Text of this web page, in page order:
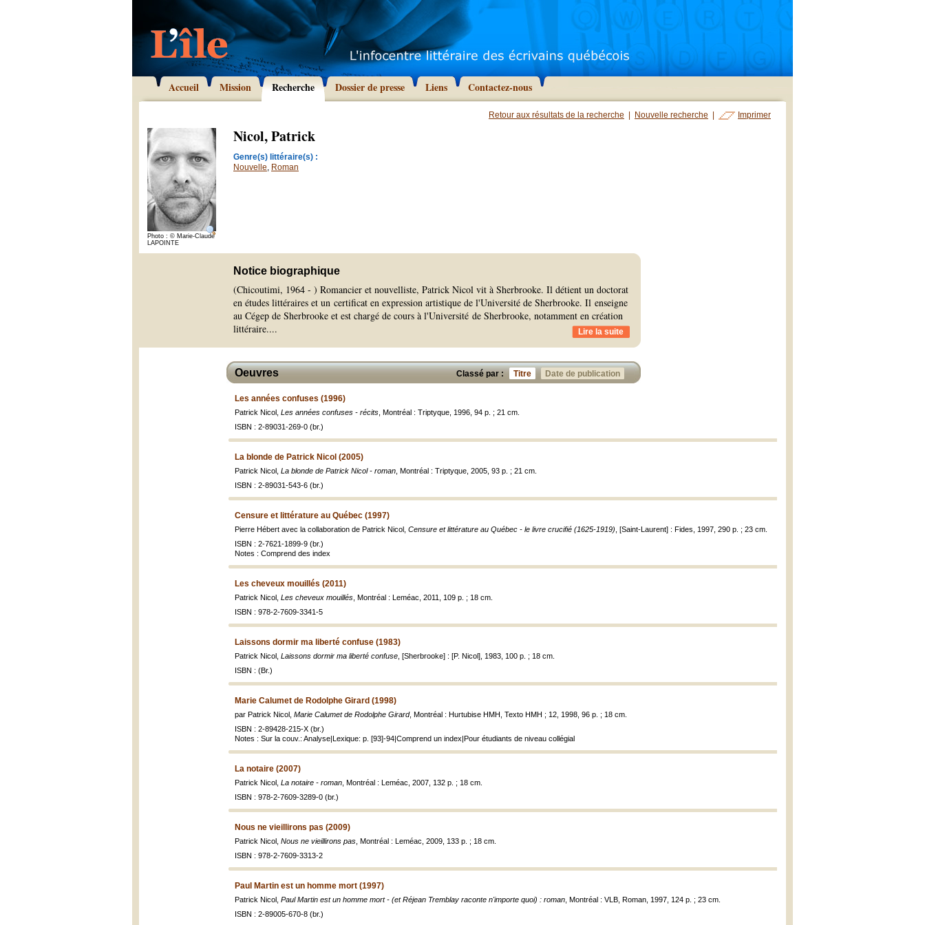
Accueil Mission Recherche Dossier de presse Liens Contactez-nous
Retour aux résultats de la recherche Nouvelle recherche Imprimer
Photo : © Marie-Claude
LAPOINTE
Nicol, Patrick
Genre(s) littéraire(s) :
Nouvelle, Roman
Notice biographique
(Chicoutimi, 1964 - ) Romancier et nouvelliste, Patrick Nicol vit à Sherbrooke. Il détient un doctorat
en études littéraires et un certificat en expression artistique de l'Université de Sherbrooke. Il enseigne
au Cégep de Sherbrooke et est chargé de cours à l'Université de Sherbrooke, notamment en création
littéraire.... Lire la suite
Classé par : Titre Date de publication
Oeuvres
Les années confuses (1996)
Patrick Nicol, Les années confuses - récits , Montréal : Triptyque, 1996, 94 p. ; 21 cm.
ISBN : 2-89031-269-0 (br.)
La blonde de Patrick Nicol (2005)
Patrick Nicol, La blonde de Patrick Nicol - roman , Montréal : Triptyque, 2005, 93 p. ; 21 cm.
ISBN : 2-89031-543-6 (br.)
Censure et littérature au Québec (1997)
Pierre Hébert avec la collaboration de Patrick Nicol, Censure et littérature au Québec - le livre crucifié (1625-1919) , [Saint-Laurent] : Fides, 1997, 290 p. ; 23 cm.
ISBN : 2-7621-1899-9 (br.)
Notes : Comprend des index
Les cheveux mouillés (2011)
Patrick Nicol, Les cheveux mouillés , Montréal : Leméac, 2011, 109 p. ; 18 cm.
ISBN : 978-2-7609-3341-5
Laissons dormir ma liberté confuse (1983)
Patrick Nicol, Laissons dormir ma liberté confuse , [Sherbrooke] : [P. Nicol], 1983, 100 p. ; 18 cm.
ISBN : (Br.)
Marie Calumet de Rodolphe Girard (1998)
par Patrick Nicol, Marie Calumet de Rodolphe Girard, Montréal : Hurtubise HMH, Texto HMH ; 12, 1998, 96 p. ; 18 cm.
ISBN : 2-89428-215-X (br.)
Notes : Sur la couv.: Analyse|Lexique: p. [93]-94|Comprend un index|Pour étudiants de niveau collégial
La notaire (2007)
Patrick Nicol, La notaire - roman , Montréal : Leméac, 2007, 132 p. ; 18 cm.
ISBN : 978-2-7609-3289-0 (br.)
Nous ne vieillirons pas (2009)
Patrick Nicol, Nous ne vieillirons pas , Montréal : Leméac, 2009, 133 p. ; 18 cm.
ISBN : 978-2-7609-3313-2
Paul Martin est un homme mort (1997)
Patrick Nicol, Paul Martin est un homme mort - (et Réjean Tremblay raconte n'importe quoi) : roman , Montréal : VLB, Roman, 1997, 124 p. ; 23 cm.
ISBN : 2-89005-670-8 (br.)